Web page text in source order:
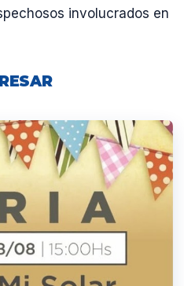
involucrados en